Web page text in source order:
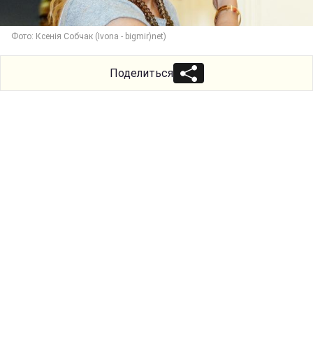
Фото: Ксенія Собчак (Ivona - bigmir)net)
Поделиться